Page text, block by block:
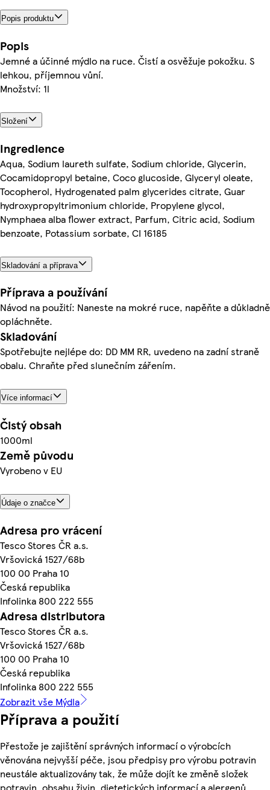
Popis produktu
Popis
Jemné a účinné mýdlo na ruce. Čistí a osvěžuje pokožku. S
lehkou, příjemnou vůní.
Množství: 1l
Složení
Ingredience
Aqua, Sodium laureth sulfate, Sodium chloride, Glycerin,
Cocamidopropyl betaine, Coco glucoside, Glyceryl oleate,
Tocopherol, Hydrogenated palm glycerides citrate, Guar
hydroxypropyltrimonium chloride, Propylene glycol,
Nymphaea alba flower extract, Parfum, Citric acid, Sodium
benzoate, Potassium sorbate, CI 16185
Skladování a příprava
Příprava a používání
Návod na použití: Naneste na mokré ruce, napěňte a důkladně
opláchněte.
Skladování
Spotřebujte nejlépe do: DD MM RR, uvedeno na zadní straně
obalu. Chraňte před slunečním zářením.
Více informací
Čistý obsah
1000ml
Země původu
Vyrobeno v EU
Údaje o značce
Adresa pro vrácení
Tesco Stores ČR a.s.
Vršovická 1527/68b
100 00 Praha 10
Česká republika
Infolinka 800 222 555
Adresa distributora
Tesco Stores ČR a.s.
Vršovická 1527/68b
100 00 Praha 10
Česká republika
Infolinka 800 222 555
Zobrazit vše Mýdla
Příprava a použití
Přestože je zajištění správných informací o výrobcích
věnována nejvyšší péče, jsou předpisy pro výrobu potravin
neustále aktualizovány tak, že může dojít ke změně složek